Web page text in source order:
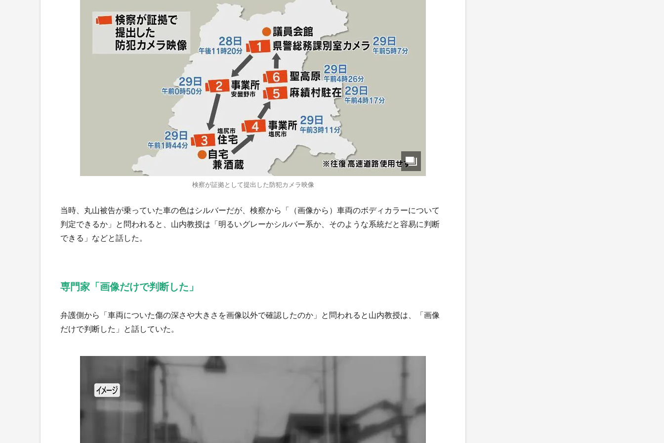
検察が証拠として提出した防犯カメラ映像
当時、丸山被告が乗っていた車の色はシルバーだが、検察から「（画像から）車両のボディカラーについて
判定できるか」と問われると、山内教授は「明るいグレーかシルバー系か、そのような系統だと容易に判断
できる」などと話した。
専門家「画像だけで判断した」
弁護側から「車両についた傷の深さや大きさを画像以外で確認したのか」と問われると山内教授は、「画像
だけで判断した」と話していた。